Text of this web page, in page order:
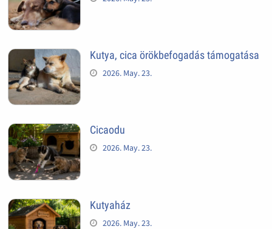
Kutya, cica örökbefogadás támogatása
2026. May. 23.
Cicaodu
2026. May. 23.
Kutyaház
2026. May. 23.